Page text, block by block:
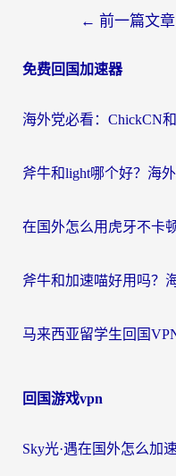
导
← 前一篇文章
免费回国加速器
回国游戏vpn